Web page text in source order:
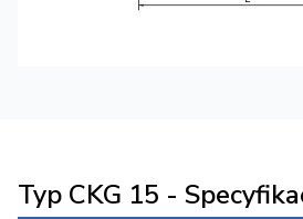
Typ CKG 15 -